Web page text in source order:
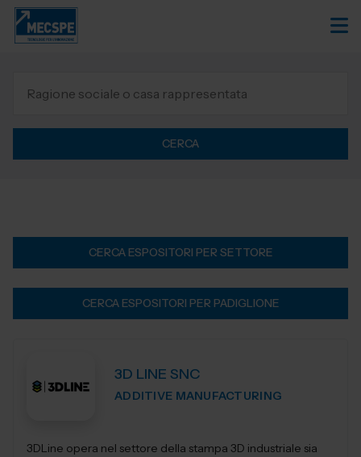
CERCA
CERCA ESPOSITORI PER SETTORE
CERCA ESPOSITORI PER PADIGLIONE
3D LINE SNC
ADDITIVE MANUFACTURING
3DLine opera nel settore della stampa 3D industriale sia